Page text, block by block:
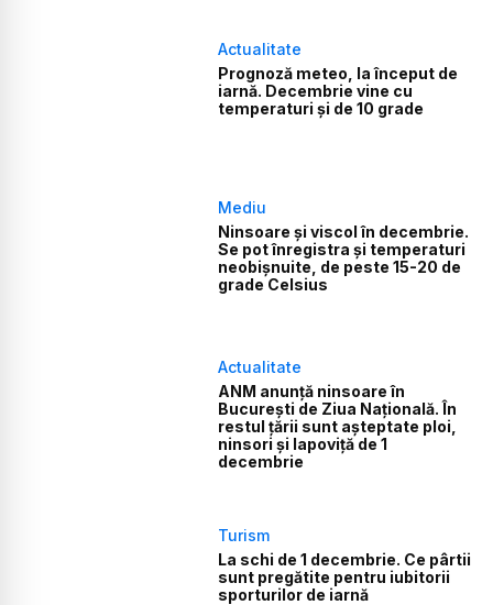
Actualitate
Prognoză meteo, la început de
iarnă. Decembrie vine cu
temperaturi și de 10 grade
Mediu
Ninsoare şi viscol în decembrie.
Se pot înregistra şi temperaturi
neobişnuite, de peste 15-20 de
grade Celsius
Actualitate
ANM anunță ninsoare în
București de Ziua Națională. În
restul țării sunt așteptate ploi,
ninsori și lapoviță de 1
decembrie
Turism
La schi de 1 decembrie. Ce pârtii
sunt pregătite pentru iubitorii
sporturilor de iarnă